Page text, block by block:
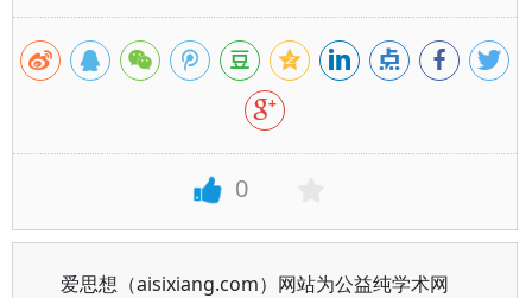
0
爱思想（aisixiang.com）网站为公益纯学术网